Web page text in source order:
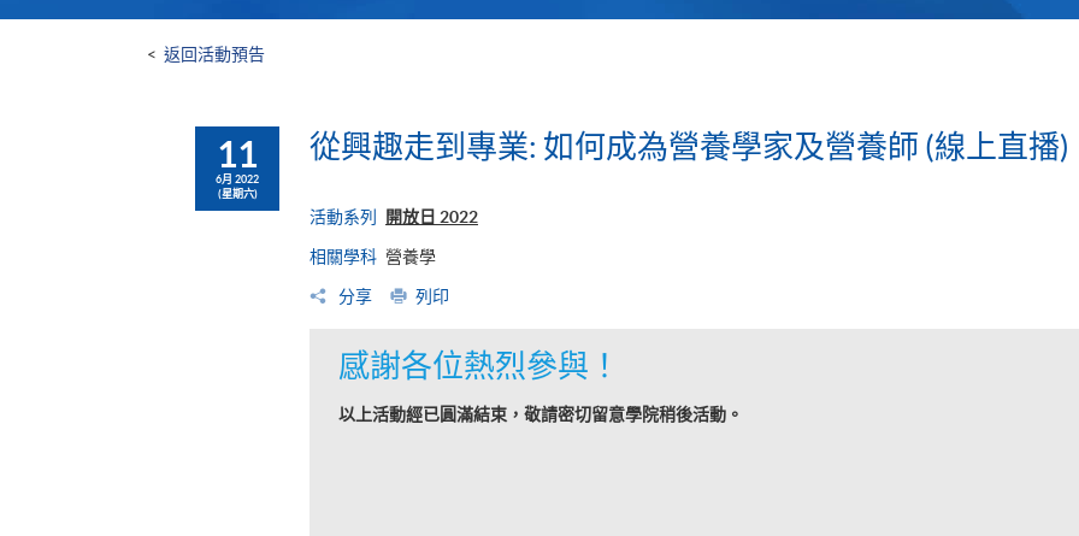
< 返回活動預告
11
6月 2022
(星期六)
從興趣走到專業: 如何成為營養學家及營養師 (線上直播)
活動系列 開放日 2022
相關學科 營養學
分享 列印
感謝各位熱烈參與！
以上活動經已圓滿結束，敬請密切留意學院稍後活動。